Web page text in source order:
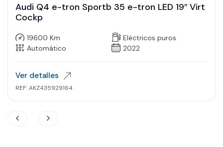
Audi Q4 e-tron Sportb 35 e-tron LED 19″ Virt
Cockp
19600 Km
Eléctricos puros
Automático
2022
Ver detalles
REF: AKZ435929164